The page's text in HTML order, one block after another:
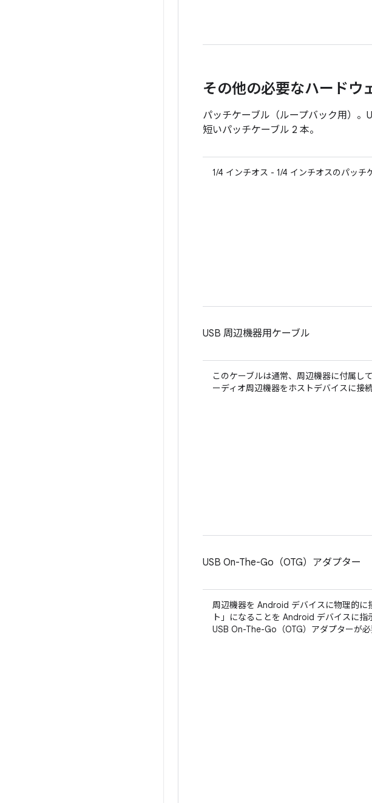
その他の必要なハードウ
パッチケーブル（ループバック用）
短いパッチケーブル 2 本。
1/4 インチオス - 1/4 インチオスのパッチ
USB 周辺機器用ケーブル
このケーブルは通常、周辺機器に付属し
ーディオ周辺機器をホストデバイスに接続
USB On-The-Go（OTG）アダプター
周辺機器を Android デバイスに物理的に
ト」になることを Android デバイスに指
USB On-The-Go（OTG）アダプターが必